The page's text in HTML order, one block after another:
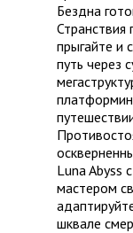
Бездна
Странствия
прыгайте и
путь через
Luna Abyss
мастером
шквале